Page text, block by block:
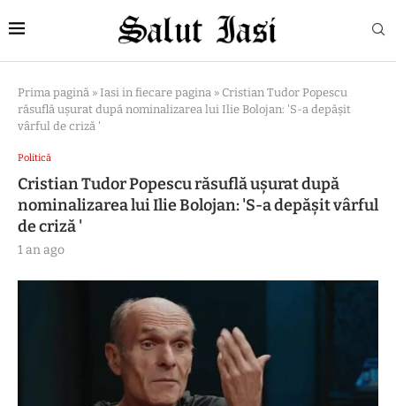
Prima pagină » Iasi in fiecare pagina » Cristian Tudor Popescu
răsuflă ușurat după nominalizarea lui Ilie Bolojan: 'S-a depășit
vârful de criză '
Politică
Cristian Tudor Popescu răsuflă ușurat după
nominalizarea lui Ilie Bolojan: 'S-a depășit vârful
de criză '
1 an ago